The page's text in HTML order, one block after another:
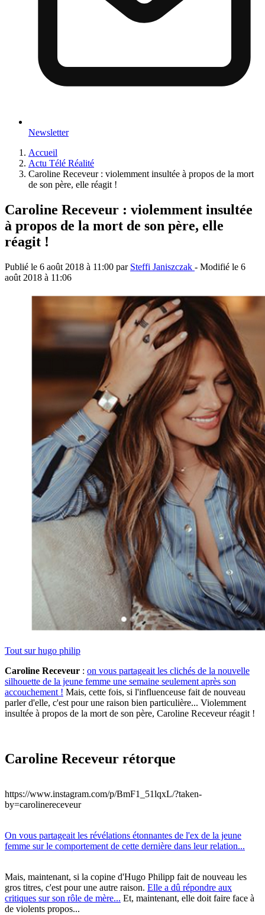
Newsletter
Accueil
Actu Télé Réalité
Caroline Receveur : violemment insultée à propos de la mort
de son père, elle réagit !
Caroline Receveur : violemment insultée
à propos de la mort de son père, elle
réagit !
Publié le 6 août 2018 à 11:00 par Steffi Janiszczak - Modifié le 6
août 2018 à 11:06
Tout surhugo philip
Caroline Receveur : on vous partageait les clichés de la nouvelle
silhouette de la jeune femme une semaine seulement après son
accouchement ! Mais, cette fois, si l'influenceuse fait de nouveau
parler d'elle, c'est pour une raison bien particulière... Violemment
insultée à propos de la mort de son père, Caroline Receveur réagit !
Caroline Receveur rétorque
https://www.instagram.com/p/BmF1_51lqxL/?taken-
by=carolinereceveur
On vous partageait les révélations étonnantes de l'ex de la jeune
femme sur le comportement de cette dernière dans leur relation...
Mais, maintenant, si la copine d'Hugo Philipp fait de nouveau les
gros titres, c'est pour une autre raison. Elle a dû répondre aux
critiques sur son rôle de mère... Et, maintenant, elle doit faire face à
de violents propos...